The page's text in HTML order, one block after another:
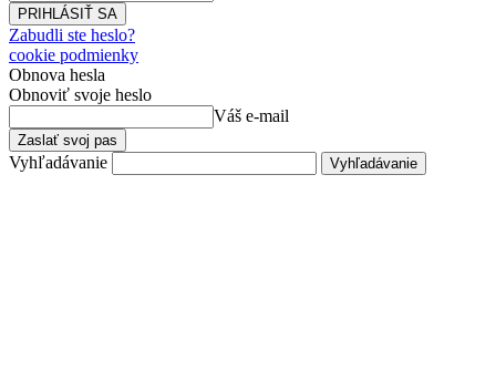
Zabudli ste heslo?
cookie podmienky
Obnova hesla
Obnoviť svoje heslo
Váš e-mail
Vyhľadávanie